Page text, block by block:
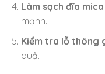
Làm sạch đĩa mica
mạnh.
Kiểm tra lỗ thông
quả.